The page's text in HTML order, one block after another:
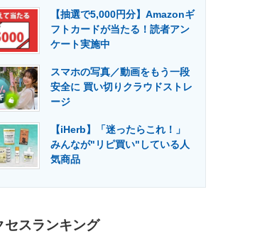
建設×テクノロジーの最前線
【抽選で5,000円分】Amazonギ
フトカードが当たる！読者アン
ケート実施中
スマホの写真／動画をもう一段
安全に 買い切りクラウドストレ
ージ
【iHerb】「迷ったらこれ！」
みんなが"リピ買い"している人
気商品
セスランキング